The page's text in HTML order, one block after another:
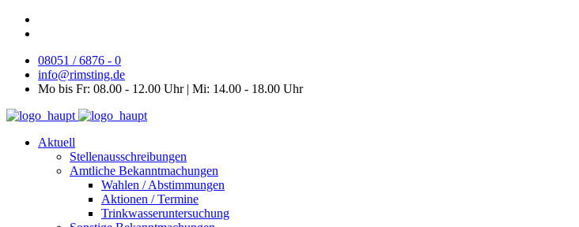
08051 / 6876 - 0
info@rimsting.de
Mo bis Fr: 08.00 - 12.00 Uhr | Mi: 14.00 - 18.00 Uhr
Aktuell
Stellenausschreibungen
Amtliche Bekanntmachungen
Wahlen / Abstimmungen
Aktionen / Termine
Trinkwasseruntersuchung